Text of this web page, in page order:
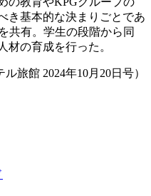
き基本的な決まりごとであ
共有。学生の段階から同
材の育成を行った。
ル旅館 2024年10月20日号）